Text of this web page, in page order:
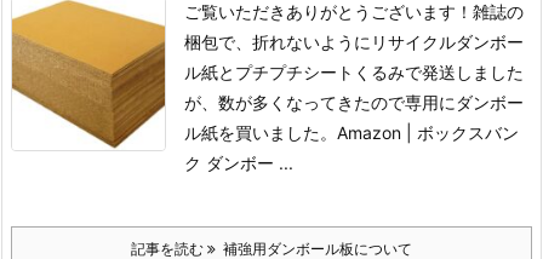
ご覧いただきありがとうございます！ 雑誌の
梱包で、折れないようにリサイクルダンボー
ル紙とプチプチシートくるみで発送しました
が、数が多くなってきたので専用にダンボー
ル紙を買いました。 Amazon | ボックスバン
ク ダンボー ...
記事を読む 補強用ダンボール板について